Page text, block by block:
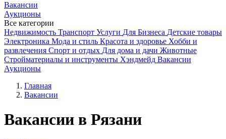
Вакансии
Аукционы
Все категории
Недвижимость Транспорт Услуги Для Бизнеса Детские товары
Электроника Мода и стиль Красота и здоровье Хобби и
развлечения Спорт и отдых Для дома и дачи Животные
Стройматериалы и инструменты Хэндмейд Вакансии
Аукционы
Главная
Вакансии
Вакансии в Рязани